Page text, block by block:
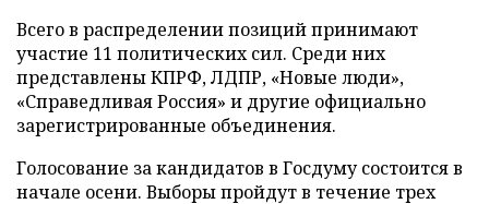
Всего в распределении позиций принимают
участие 11 политических сил. Среди них
представлены КПРФ, ЛДПР, «Новые люди»,
«Справедливая Россия» и другие официально
зарегистрированные объединения.
Голосование за кандидатов в Госдуму состоится в
начале осени. Выборы пройдут в течение трех